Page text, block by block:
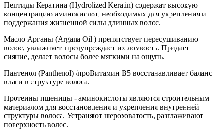
Пептиды Кератина (Hydrolized Keratin) содержат высокую
концентрацию аминокислот, необходимых для укрепления и
поддержания жизненной силы длинных волос.
Масло Арганы (Argana Oil ) препятствует пересушиванию
волос, увлажняет, предупреждает их ломкость. Придает
сияние, делает волосы более мягкими на ощупь.
Пантенол (Panthenol) /проВитамин В5 восстанавливает баланс
влаги в структуре волоса.
Протеины пшеницы - аминокислоты являются строительным
материалом для восстановления и укрепления внутренней
структуры волоса. Устраняют шероховатость, разглаживают
поверхность волос.